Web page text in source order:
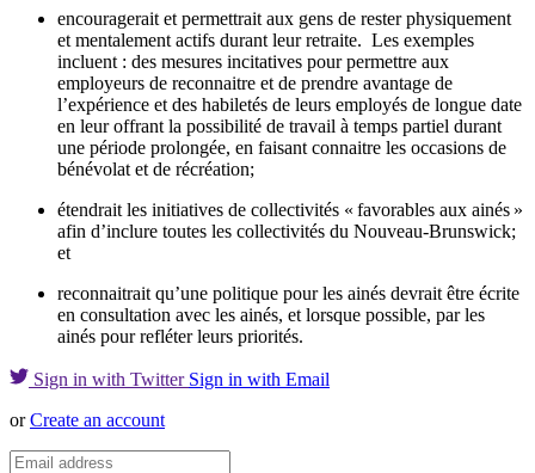
encouragerait et permettrait aux gens de rester physiquement
et mentalement actifs durant leur retraite. Les exemples
incluent : des mesures incitatives pour permettre aux
employeurs de reconnaitre et de prendre avantage de
l’expérience et des habiletés de leurs employés de longue date
en leur offrant la possibilité de travail à temps partiel durant
une période prolongée, en faisant connaitre les occasions de
bénévolat et de récréation;
étendrait les initiatives de collectivités « favorables aux ainés »
afin d’inclure toutes les collectivités du Nouveau-Brunswick;
et
reconnaitrait qu’une politique pour les ainés devrait être écrite
en consultation avec les ainés, et lorsque possible, par les
ainés pour refléter leurs priorités.
Sign in with Twitter Sign in with Email
orCreate an account